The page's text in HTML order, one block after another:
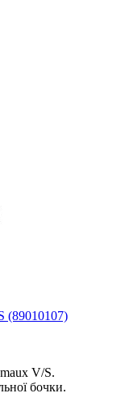
(89010107)
V/S.
бочки.